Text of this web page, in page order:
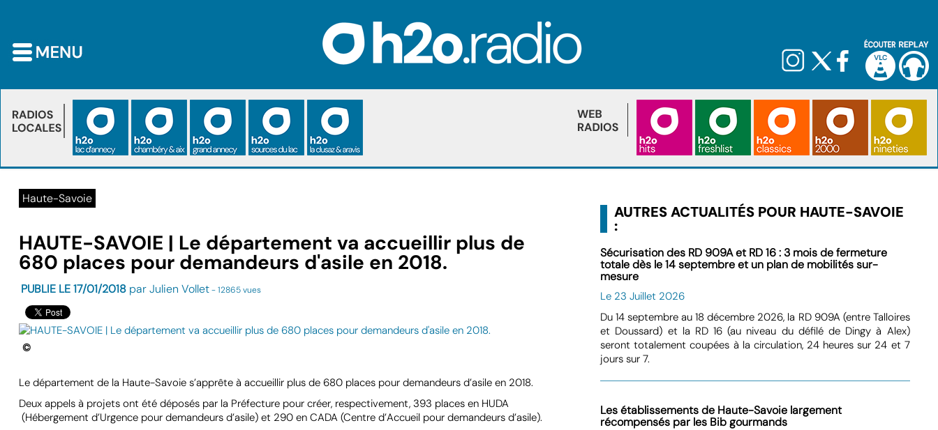
Haute-Savoie
HAUTE-SAVOIE | Le département va accueillir plus de
680 places pour demandeurs d'asile en 2018.
PUBLIE LE 17/01/2018par Julien Vollet- 12865 vues
©
Le département de la Haute-Savoie s’apprête à accueillir plus de 680 places pour demandeurs d’asile en 2018.
Deux appels à projets ont été déposés par la Préfecture pour créer, respectivement, 393 places en HUDA
(Hébergement d’Urgence pour demandeurs d’asile) et 290 en CADA (Centre d’Accueil pour demandeurs d’asile).
AUTRES ACTUALITÉS POUR HAUTE-SAVOIE
:
Sécurisation des RD 909A et RD 16 : 3 mois de fermeture
totale dès le 14 septembre et un plan de mobilités sur-
mesure
Le 23 Juillet 2026
Du 14 septembre au 18 décembre 2026, la RD 909A (entre Talloires
et Doussard) et la RD 16 (au niveau du défilé de Dingy à Alex)
seront totalement coupées à la circulation, 24 heures sur 24 et 7
jours sur 7.
Les établissements de Haute-Savoie largement
récompensés par les Bib gourmands